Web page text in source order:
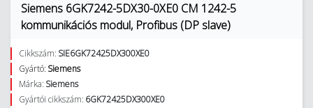
Siemens 6GK7242-5DX30-0XE0 CM 1242-5
kommunikációs modul, Profibus (DP slave)
Cikkszám: SIE6GK72425DX300XE0
Gyártó: Siemens
Márka: Siemens
Gyártói cikkszám: 6GK72425DX300XE0